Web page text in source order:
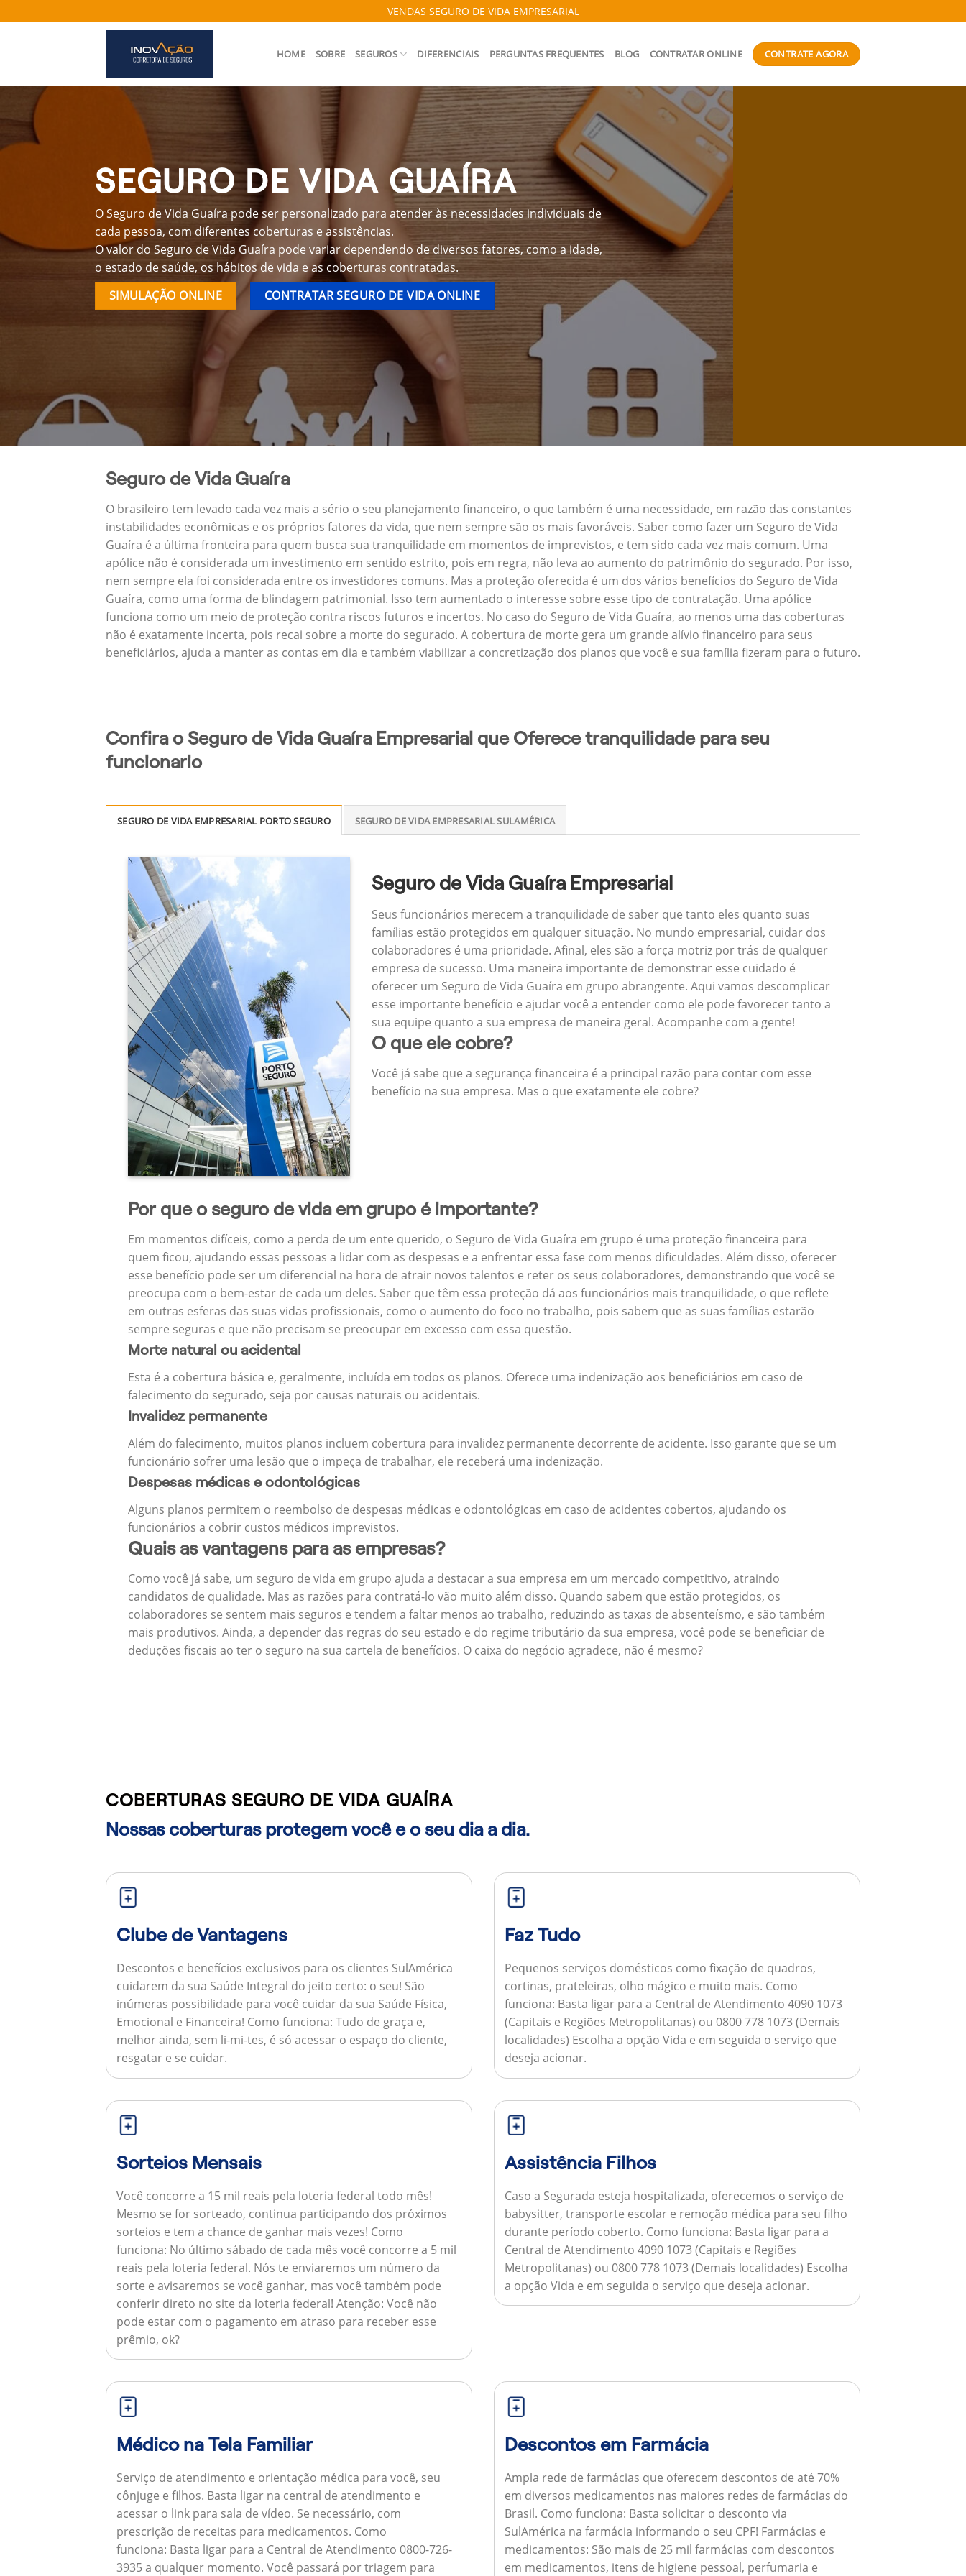
to
VENDAS SEGURO DE VIDA EMPRESARIAL
HOME SOBRE SEGUROS DIFERENCIAIS PERGUNTAS FREQUENTES BLOG CONTRATAR ONLINE CONTRATE AGORA
SEGURO DE VIDA GUAÍRA
O Seguro de Vida Guaíra pode ser personalizado para atender às necessidades individuais de
cada pessoa, com diferentes coberturas e assistências.
O valor do Seguro de Vida Guaíra pode variar dependendo de diversos fatores, como a idade,
o estado de saúde, os hábitos de vida e as coberturas contratadas.
SIMULAÇÃO ONLINE
CONTRATAR SEGURO DE VIDA ONLINE
Seguro de Vida Guaíra
O brasileiro tem levado cada vez mais a sério o seu planejamento financeiro, o que também é uma necessidade, em razão das constantes
instabilidades econômicas e os próprios fatores da vida, que nem sempre são os mais favoráveis. Saber como fazer um Seguro de Vida
Guaíra é a última fronteira para quem busca sua tranquilidade em momentos de imprevistos, e tem sido cada vez mais comum. Uma
apólice não é considerada um investimento em sentido estrito, pois em regra, não leva ao aumento do patrimônio do segurado. Por isso,
nem sempre ela foi considerada entre os investidores comuns. Mas a proteção oferecida é um dos vários benefícios do Seguro de Vida
Guaíra, como uma forma de blindagem patrimonial. Isso tem aumentado o interesse sobre esse tipo de contratação. Uma apólice
funciona como um meio de proteção contra riscos futuros e incertos. No caso do Seguro de Vida Guaíra, ao menos uma das coberturas
não é exatamente incerta, pois recai sobre a morte do segurado. A cobertura de morte gera um grande alívio financeiro para seus
beneficiários, ajuda a manter as contas em dia e também viabilizar a concretização dos planos que você e sua família fizeram para o futuro.
Confira o Seguro de Vida Guaíra Empresarial que Oferece tranquilidade para seu
funcionario
SEGURO DE VIDA EMPRESARIAL PORTO SEGURO SEGURO DE VIDA EMPRESARIAL SULAMÉRICA
Seguro de Vida Guaíra Empresarial
Seus funcionários merecem a tranquilidade de saber que tanto eles quanto suas
famílias estão protegidos em qualquer situação. No mundo empresarial, cuidar dos
colaboradores é uma prioridade. Afinal, eles são a força motriz por trás de qualquer
empresa de sucesso. Uma maneira importante de demonstrar esse cuidado é
oferecer um Seguro de Vida Guaíra em grupo abrangente. Aqui vamos descomplicar
esse importante benefício e ajudar você a entender como ele pode favorecer tanto a
sua equipe quanto a sua empresa de maneira geral. Acompanhe com a gente!
O que ele cobre?
Você já sabe que a segurança financeira é a principal razão para contar com esse
benefício na sua empresa. Mas o que exatamente ele cobre?
Por que o seguro de vida em grupo é importante?
Em momentos difíceis, como a perda de um ente querido, o Seguro de Vida Guaíra em grupo é uma proteção financeira para
quem ficou, ajudando essas pessoas a lidar com as despesas e a enfrentar essa fase com menos dificuldades. Além disso, oferecer
esse benefício pode ser um diferencial na hora de atrair novos talentos e reter os seus colaboradores, demonstrando que você se
preocupa com o bem-estar de cada um deles. Saber que têm essa proteção dá aos funcionários mais tranquilidade, o que reflete
em outras esferas das suas vidas profissionais, como o aumento do foco no trabalho, pois sabem que as suas famílias estarão
sempre seguras e que não precisam se preocupar em excesso com essa questão.
Morte natural ou acidental
Esta é a cobertura básica e, geralmente, incluída em todos os planos. Oferece uma indenização aos beneficiários em caso de
falecimento do segurado, seja por causas naturais ou acidentais.
Invalidez permanente
Além do falecimento, muitos planos incluem cobertura para invalidez permanente decorrente de acidente. Isso garante que se um
funcionário sofrer uma lesão que o impeça de trabalhar, ele receberá uma indenização.
Despesas médicas e odontológicas
Alguns planos permitem o reembolso de despesas médicas e odontológicas em caso de acidentes cobertos, ajudando os
funcionários a cobrir custos médicos imprevistos.
Quais as vantagens para as empresas?
Como você já sabe, um seguro de vida em grupo ajuda a destacar a sua empresa em um mercado competitivo, atraindo
candidatos de qualidade. Mas as razões para contratá-lo vão muito além disso. Quando sabem que estão protegidos, os
colaboradores se sentem mais seguros e tendem a faltar menos ao trabalho, reduzindo as taxas de absenteísmo, e são também
mais produtivos. Ainda, a depender das regras do seu estado e do regime tributário da sua empresa, você pode se beneficiar de
deduções fiscais ao ter o seguro na sua cartela de benefícios. O caixa do negócio agradece, não é mesmo?
COBERTURAS SEGURO DE VIDA GUAÍRA
Nossas coberturas protegem você e o seu dia a dia.
Clube de Vantagens
Descontos e benefícios exclusivos para os clientes SulAmérica
cuidarem da sua Saúde Integral do jeito certo: o seu! São
inúmeras possibilidade para você cuidar da sua Saúde Física,
Emocional e Financeira! Como funciona: Tudo de graça e,
melhor ainda, sem li-mi-tes, é só acessar o espaço do cliente,
resgatar e se cuidar.
Faz Tudo
Pequenos serviços domésticos como fixação de quadros,
cortinas, prateleiras, olho mágico e muito mais. Como
funciona: Basta ligar para a Central de Atendimento 4090 1073
(Capitais e Regiões Metropolitanas) ou 0800 778 1073 (Demais
localidades) Escolha a opção Vida e em seguida o serviço que
deseja acionar.
Sorteios Mensais
Você concorre a 15 mil reais pela loteria federal todo mês!
Mesmo se for sorteado, continua participando dos próximos
sorteios e tem a chance de ganhar mais vezes! Como
funciona: No último sábado de cada mês você concorre a 5 mil
reais pela loteria federal. Nós te enviaremos um número da
sorte e avisaremos se você ganhar, mas você também pode
conferir direto no site da loteria federal!Atenção: Você não
pode estar com o pagamento em atraso para receber esse
prêmio, ok?
Assistência Filhos
Caso a Segurada esteja hospitalizada, oferecemos o serviço de
babysitter, transporte escolar e remoção médica para seu filho
durante período coberto. Como funciona: Basta ligar para a
Central de Atendimento 4090 1073 (Capitais e Regiões
Metropolitanas) ou 0800 778 1073 (Demais localidades) Escolha
a opção Vida e em seguida o serviço que deseja acionar.
Médico na Tela Familiar
Serviço de atendimento e orientação médica para você, seu
cônjuge e filhos. Basta ligar na central de atendimento e
acessar o link para sala de vídeo. Se necessário, com
prescrição de receitas para medicamentos. Como
funciona: Basta ligar para a Central de Atendimento 0800-726-
3935 a qualquer momento. Você passará por triagem para
Descontos em Farmácia
Ampla rede de farmácias que oferecem descontos de até 70%
em diversos medicamentos nas maiores redes de farmácias do
Brasil. Como funciona: Basta solicitar o desconto via
SulAmérica na farmácia informando o seu CPF! Farmácias e
medicamentos: São mais de 25 mil farmácias com descontos
em medicamentos, itens de higiene pessoal, perfumaria e